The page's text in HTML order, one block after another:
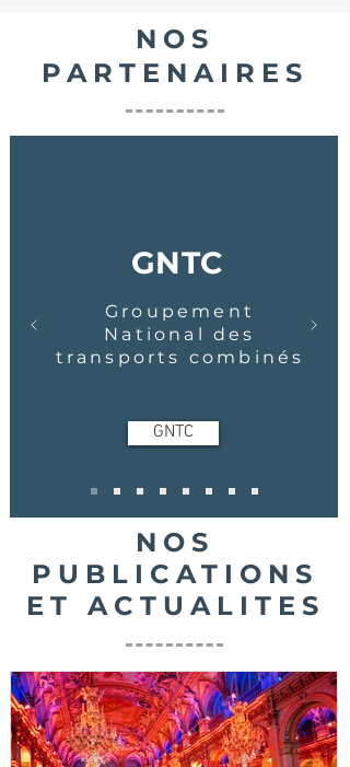
NOS
PARTENAIRES
GNTC
Groupement
National des
transports combinés
GNTC
NOS
PUBLICATIONS
ET ACTUALITES